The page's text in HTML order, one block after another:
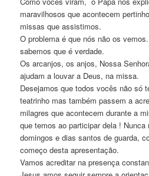
maravilhosos que acontecem
missas que assistimos.
O problema é que nós não os
sabemos que é verdade.
Os arcanjos, os anjos, Nossa
ajudam a louvar a Deus, na missa.
Desejamos que todos vocês não só
teatrinho mas também passem a
milagres que acontecem durante a
que temos ao participar dela !
domingos e dias santos de guarda,
começo desta apresentação.
Vamos acreditar na presença